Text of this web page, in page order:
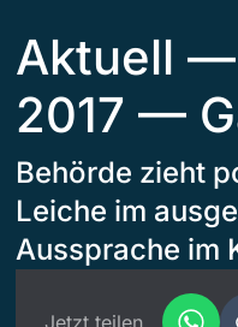
Aktuell
2017 —
Behörde zieht
Leiche im
Aussprache im